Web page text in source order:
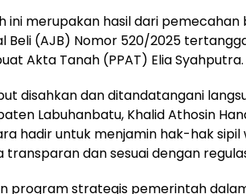
ini merupakan hasil dari pemecahan
Beli (AJB) Nomor 520/2025
Akta Tanah (PPAT) Elia Syahputra.
disahkan dan ditandatangani
Labuhanbatu, Khalid Athosin
hadir untuk menjamin hak-hak
dan sesuai dengan
program strategis pemerintah